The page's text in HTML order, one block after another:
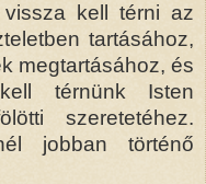
vissza kell térni az
tartásához,
megtartásához, és
térnünk Isten
szeretetéhez.
jobban történő